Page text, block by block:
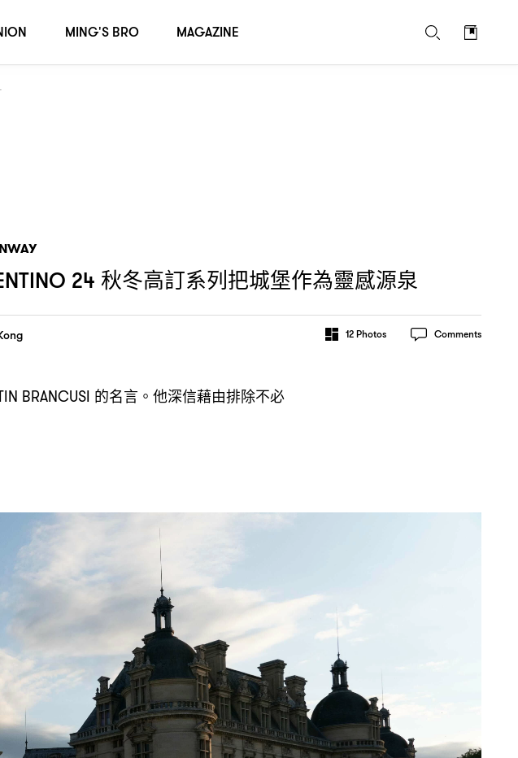
24 秋冬高訂系列把城堡作為靈感源泉
12Photos Comments
BRANCUSI 的名言。他深信藉由排除不必
MING'S BRO MAGAZINE